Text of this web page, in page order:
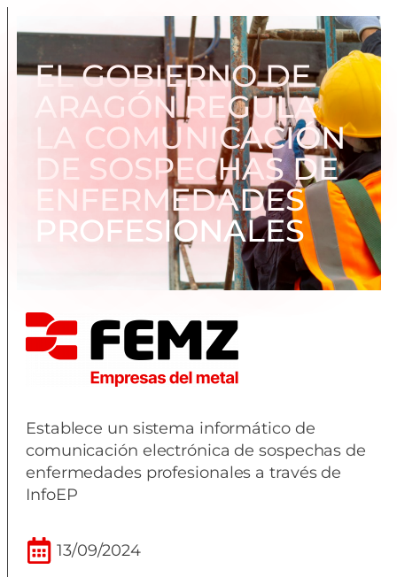
EL GOBIERNO DE
ARAGÓN REGULA
LA COMUNICACIÓN
DE SOSPECHAS DE
ENFERMEDADES
PROFESIONALES
Establece un sistema informático de
comunicación electrónica de sospechas de
enfermedades profesionales a través de
InfoEP
13/09/2024